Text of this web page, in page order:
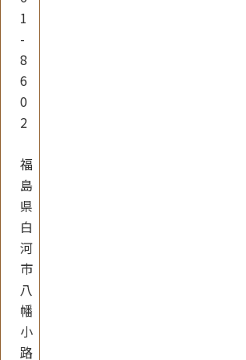
1
-
8
6
0
2
福
島
県
白
河
市
八
幡
小
路